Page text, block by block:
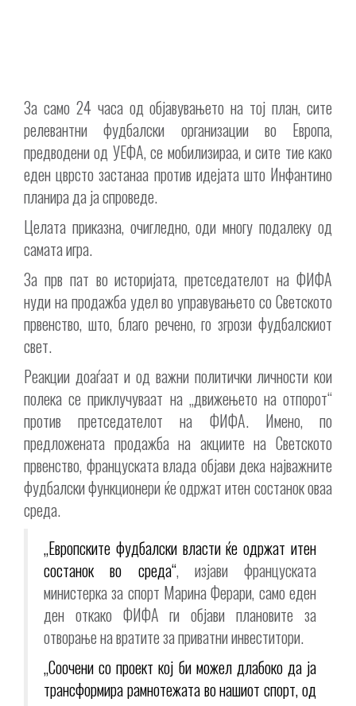
За само 24 часа од објавувањето на тој план, сите
релевантни фудбалски организации во Европа,
предводени од УЕФА, се мобилизираа, и сите тие како
еден цврсто застанаа против идејата што Инфантино
планира да ја спроведе.
Целата приказна, очигледно, оди многу подалеку од
самата игра.
За прв пат во историјата, претседателот на ФИФА
нуди на продажба удел во управувањето со Светското
првенство, што, благо речено, го згрози фудбалскиот
свет.
Реакции доаѓаат и од важни политички личности кои
полека се приклучуваат на „движењето на отпорот“
против претседателот на ФИФА. Имено, по
предложената продажба на акциите на Светското
првенство, француската влада објави дека најважните
фудбалски функционери ќе одржат итен состанок оваа
среда.
„Европските фудбалски власти ќе одржат итен
состанок во среда“, изјави француската
министерка за спорт Марина Ферари, само еден
ден откако ФИФА ги објави плановите за
отворање на вратите за приватни инвеститори.
„Соочени со проект кој би можел длабоко да ја
трансформира рамнотежата во нашиот спорт, од